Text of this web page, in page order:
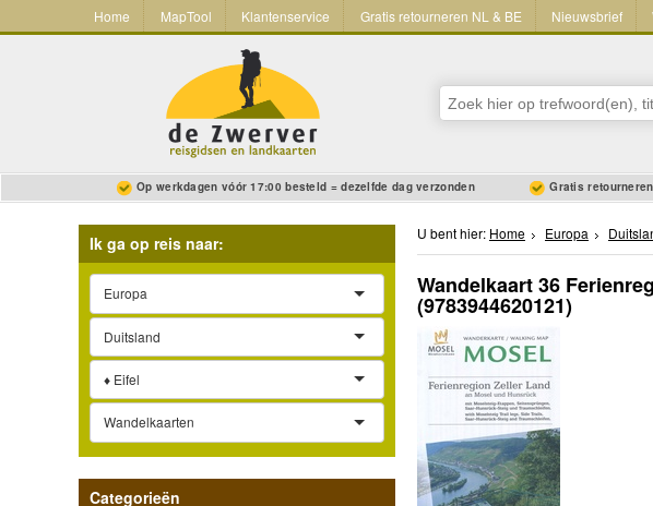
Home MapTool Klantenservice Gratis retourneren NL & BE Nieuwsbrief
Op werkdagen vóór 17:00 besteld = dezelfde dag verzonden Gratis retourneren
Ik ga op reis naar:
Europa
Duitsland
♦ Eifel
Wandelkaarten
Categorieën
U bent hier: Home Europa
Wandelkaart 36
(9783944620121)